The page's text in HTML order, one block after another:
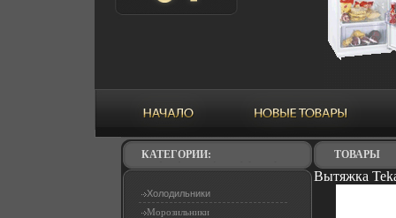
КАТЕГОРИИ:
Холодильники
Морозильники
ТОВАРЫ
Вытяжка